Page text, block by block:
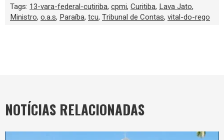
Tags: 13-vara-federal-cutiriba, cpmi, Curitiba, Lava Jato,
Ministro, o.a.s, Paraíba, tcu, Tribunal de Contas, vital-do-rego
NOTÍCIAS RELACIONADAS